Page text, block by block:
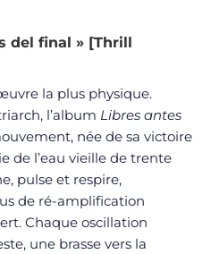
del final » [Thrill
la plus physique.
l’album Libres antes
née de sa victoire
de l’eau vieille de trente
pulse et respire,
de ré-amplification
Chaque oscillation
une brasse vers la